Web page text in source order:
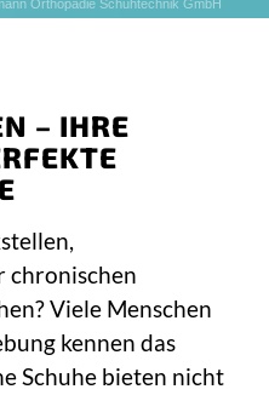
Orthopädie Schuhtechnik GmbH
– IHRE L
B
chronischen
Viele Menschen
kennen das
Schuhe bieten nicht